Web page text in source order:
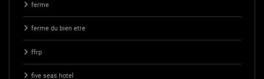
ferme
ferme du bien etre
ffrp
five seas hotel